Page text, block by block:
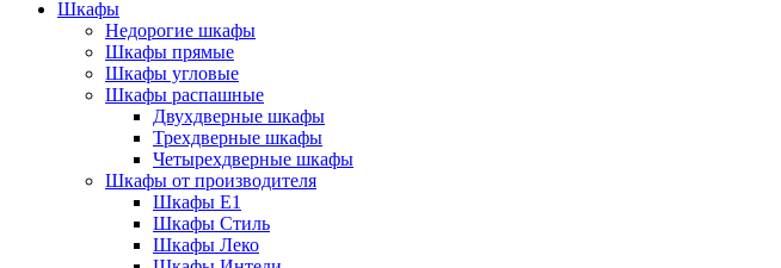
Шкафы
Недорогие шкафы
Шкафы прямые
Шкафы угловые
Шкафы распашные
Двухдверные шкафы
Трехдверные шкафы
Четырехдверные шкафы
Шкафы от производителя
Шкафы E1
Шкафы Стиль
Шкафы Леко